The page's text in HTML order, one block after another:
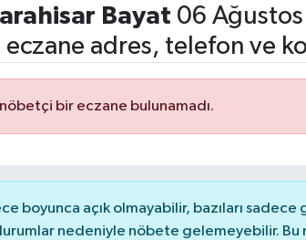
Bayat 06
adres, telefon ve
bir eczane bulunamadı.
boyunca açık olmayabilir, bazıları
nedeniyle nöbete gelemeyebilir. Bu